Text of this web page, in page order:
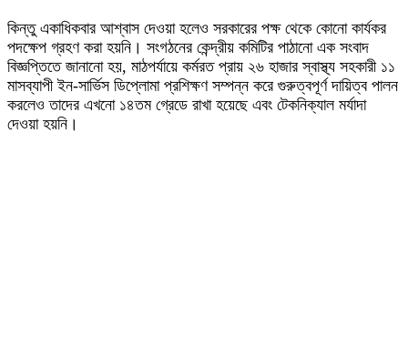
কিন্তু একাধিকবার আশ্বাস দেওয়া হলেও সরকারের পক্ষ থেকে কোনো কার্যকর
পদক্ষেপ গ্রহণ করা হয়নি। সংগঠনের কেন্দ্রীয় কমিটির পাঠানো এক সংবাদ
বিজ্ঞপ্তিতে জানানো হয়, মাঠপর্যায়ে কর্মরত প্রায় ২৬ হাজার স্বাস্থ্য সহকারী ১১
মাসব্যাপী ইন-সার্ভিস ডিপ্লোমা প্রশিক্ষণ সম্পন্ন করে গুরুত্বপূর্ণ দায়িত্ব পালন
করলেও তাদের এখনো ১৪তম গ্রেডে রাখা হয়েছে এবং টেকনিক্যাল মর্যাদা
দেওয়া হয়নি।